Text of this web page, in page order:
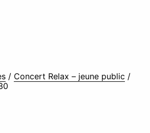
/ Concert Relax – jeune public /